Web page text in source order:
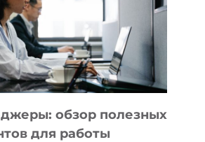
обзор полезных
для работы